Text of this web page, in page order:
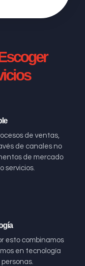
de ventas,
de canales no
de mercado
servicios.
esto combinamos
en tecnología